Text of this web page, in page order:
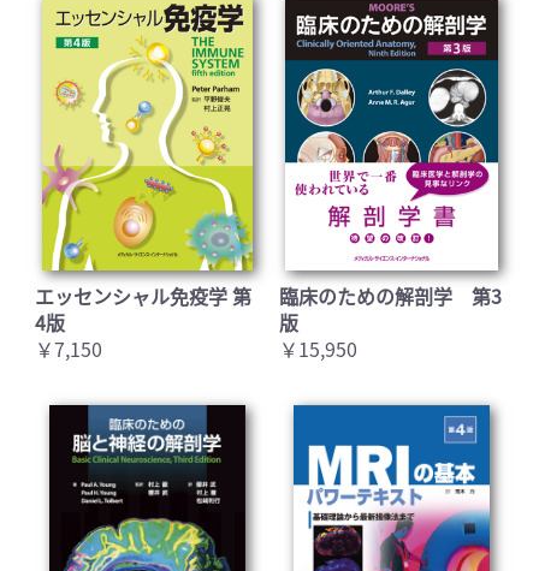
エッセンシャル免疫学 第
4版
￥7,150
臨床のための解剖学 第3
版
￥15,950